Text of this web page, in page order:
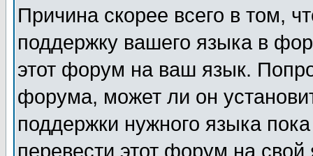
Причина скорее всего в том,
поддержку вашего языка в
этот форум на ваш язык.
форума, может ли он
поддержки нужного языка
перевести этот форум на